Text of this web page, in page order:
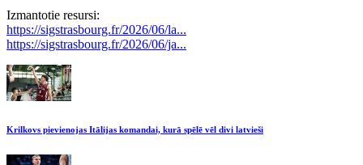
Izmantotie resursi:
https://sigstrasbourg.fr/2026/06/la...
https://sigstrasbourg.fr/2026/06/ja...
Krilkovs pievienojas Itālijas komandai, kurā spēlē vēl divi latvieši